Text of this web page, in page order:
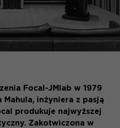
Focal-JMlab w 1979
Mahula, inżyniera z pasją
produkuje najwyższej
Zakotwiczona w